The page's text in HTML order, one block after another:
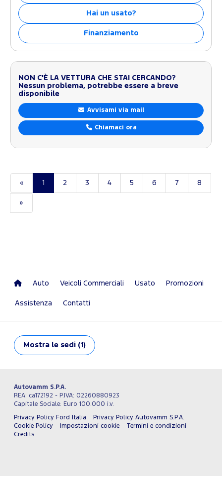
Hai un usato?
Finanziamento
NON C'È LA VETTURA CHE STAI CERCANDO?
Nessun problema, potrebbe essere a breve
disponibile
Avvisami via mail
Chiamaci ora
« 1 2 3 4 5 6 7 8
»
Auto Veicoli Commerciali Usato Promozioni
Assistenza Contatti
Mostra le sedi (1)
Autovamm S.P.A.
REA: ca172192 - P.IVA: 02260880923
Capitale Sociale: Euro 100.000 i.v.
Privacy Policy Ford Italia
Privacy Policy Autovamm S.P.A.
Cookie Policy
Impostazioni cookie
Termini e condizioni
Credits